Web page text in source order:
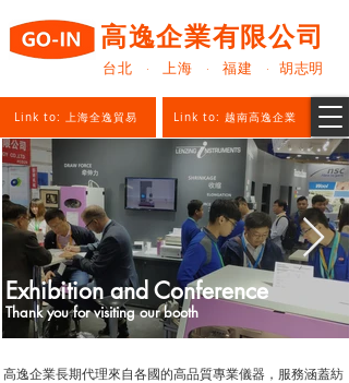
Link to: 上海全逸貿易
高逸企業有限公司
Link to: 越南高逸企業
台北 · 上海 · 福建 · 胡志明
Exhibition and Conference
Thank you for visiting our booth
高逸企業長期代理來自各國的高品質專業儀器，服務涵蓋紡